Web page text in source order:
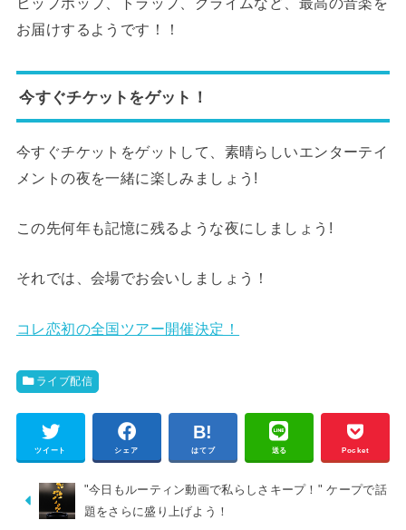
お届けするようです！！
今すぐチケットをゲット！
今すぐチケットをゲットして、素晴らしいエンターテイ
メントの夜を一緒に楽しみましょう!
この先何年も記憶に残るような夜にしましょう!
それでは、会場でお会いしましょう！
コレ恋初の全国ツアー開催決定！
ライブ配信
ツイート シェア はてブ 送る Pocket
"今日もルーティン動画で私らしさキープ！" ケープで話
題をさらに盛り上げよう！